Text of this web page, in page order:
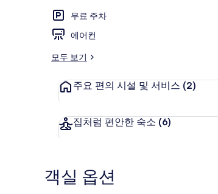
무료 주차
에어컨
모두 보기
주요 편의 시설 및 서비스 (2)
집처럼 편안한 숙소 (6)
객실 옵션